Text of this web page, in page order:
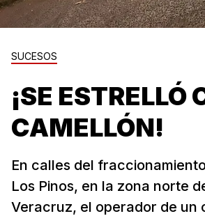
SUCESOS
¡SE ESTRELLÓ
CAMELLÓN!
En calles del
Los Pinos, en la zona norte
Veracruz, el operador de un